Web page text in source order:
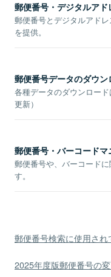
郵便番号・デジタルアド
郵便番号とデジタルアド
を提供。
郵便番号データのダウン
各種データのダウンロー
更新）
郵便番号・バーコードマ
郵便番号や、バーコード
す。
郵便番号検索に使用さ
2025年度版郵便番号の